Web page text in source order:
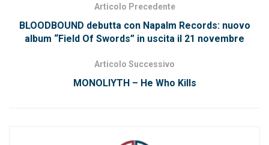
Articolo Precedente
BLOODBOUND debutta con Napalm Records: nuovo
album “Field Of Swords” in uscita il 21 novembre
Articolo Successivo
MONOLIYTH – He Who Kills